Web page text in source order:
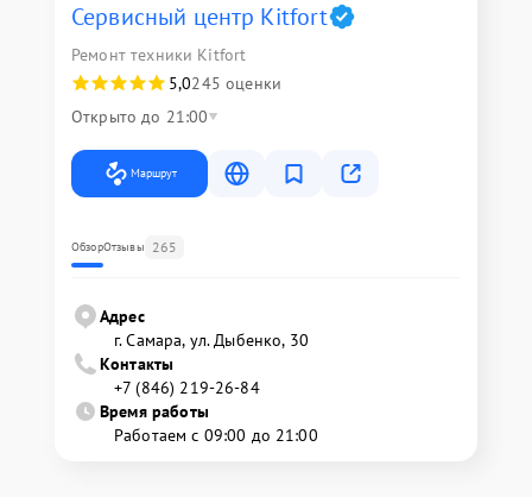
Сервисный центр Kitfort
Ремонт техники Kitfort
5,0245 оценки
Открыто до 21:00
Маршрут
ОбзорОтзывы 265
Адрес
г. Самара, ул. Дыбенко, 30
Контакты
+7 (846) 219-26-84
Время работы
Работаем с 09:00 до 21:00